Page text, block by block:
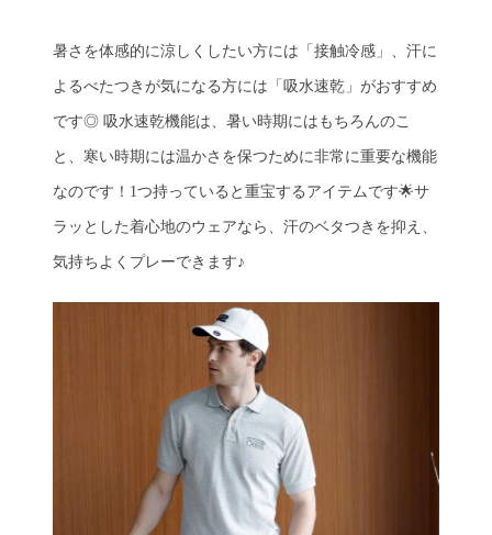
暑さを体感的に涼しくしたい方には「接触冷感」、汗に
よるべたつきが気になる方には「吸水速乾」がおすすめ
です◎ 吸水速乾機能は、暑い時期にはもちろんのこ
と、寒い時期には温かさを保つために非常に重要な機能
なのです！1つ持っていると重宝するアイテムです🌟サ
ラッとした着心地のウェアなら、汗のベタつきを抑え、
気持ちよくプレーできます♪